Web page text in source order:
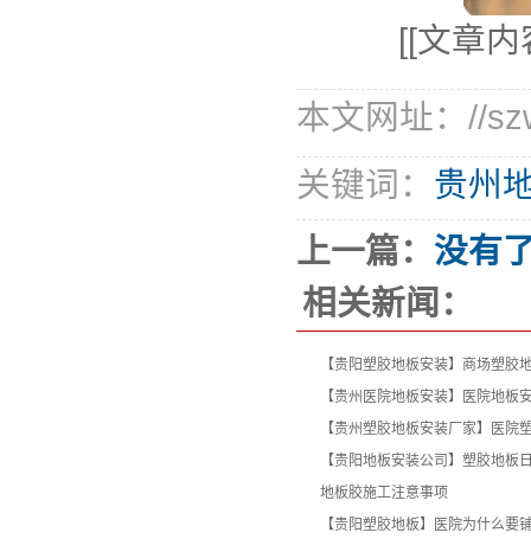
[[文章
本文网址：//
关键词： 贵州
上一篇： 没有
相关新闻：
【贵阳塑胶地板安装】商场塑胶
【贵州医院地板安装】医院地板
【贵州塑胶地板安装厂家】医院
【贵阳地板安装公司】塑胶地板
地板胶施工注意事项
【贵阳塑胶地板】医院为什么要